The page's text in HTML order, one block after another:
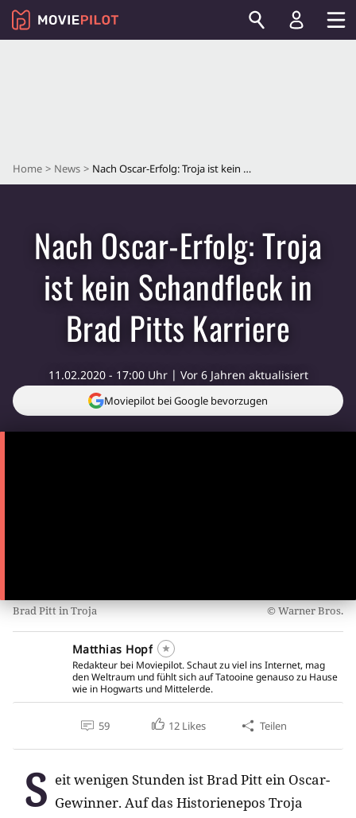
Home News Nach Oscar-Erfolg: Troja ist kein Schandfleck in Brad Pitts Karriere
Nach Oscar-Erfolg: Troja
ist kein Schandfleck in
Brad Pitts Karriere
11.02.2020 - 17:00 Uhr Vor 6 Jahren aktualisiert
Moviepilot bei Google bevorzugen
Brad Pitt in Troja Warner Bros.
Matthias Hopf
Redakteur bei Moviepilot. Schaut zu viel ins Internet, mag
den Weltraum und fühlt sich auf Tatooine genauso zu Hause
wie in Hogwarts und Mittelerde.
59 12 Likes Teilen
S eit wenigen Stunden ist Brad Pitt ein Oscar-
Gewinner. Auf das Historienepos Troja